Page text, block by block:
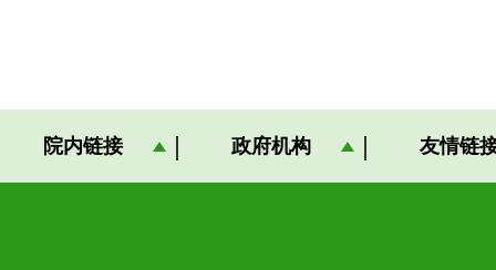
院内链接 政府机构 友情链